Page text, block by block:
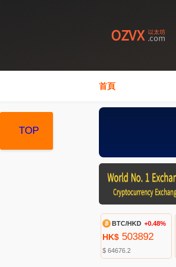
首頁
BTC/HKD +0.48%
HK$ 503892
$ 64676.2
TOP
TOP
TOP